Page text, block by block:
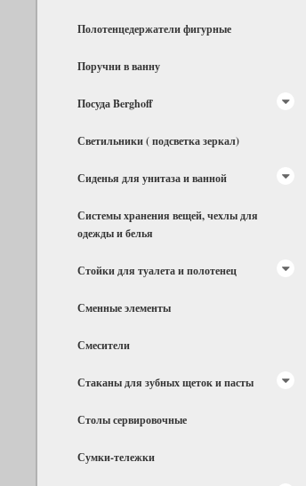
Полотенцедержатели фигурные
Поручни в ванну
Посуда Berghoff
Светильники ( подсветка зеркал)
Сиденья для унитаза и ванной
Системы хранения вещей, чехлы для
одежды и белья
Стойки для туалета и полотенец
Сменные элементы
Смесители
Стаканы для зубных щеток и пасты
Столы сервировочные
Сумки-тележки